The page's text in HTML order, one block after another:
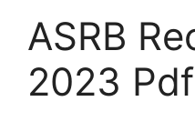
ASRB
2023 Pdf